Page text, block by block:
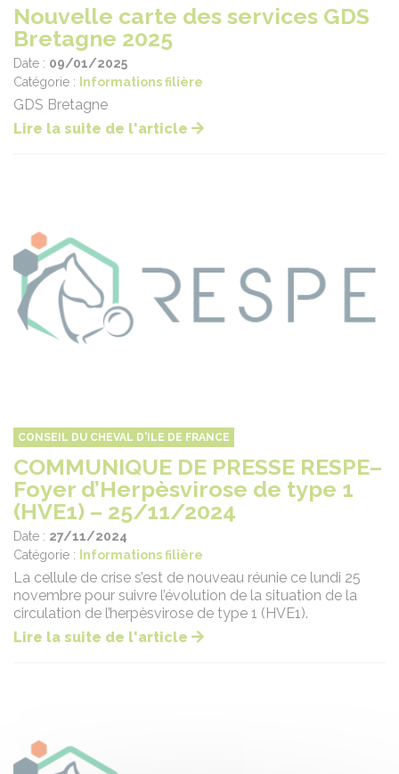
Nouvelle carte des services GDS
Bretagne 2025
Date : 09/01/2025
Catégorie :
Informations filière
GDS Bretagne
Lire la suite de l'article
CONSEIL DU CHEVAL D'ILE DE FRANCE
COMMUNIQUE DE PRESSE RESPE–
Foyer d’Herpèsvirose de type 1
(HVE1) – 25/11/2024
Date : 27/11/2024
Catégorie :
Informations filière
La cellule de crise s’est de nouveau réunie ce lundi 25
novembre pour suivre l’évolution de la situation de la
circulation de l’herpèsvirose de type 1 (HVE1).
Lire la suite de l'article